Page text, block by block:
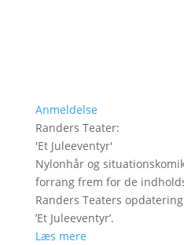
Anmeldelse
Randers Teater:
'Et Juleeventyr'
Nylonhår og
forrang frem for de
Randers Teaters
’Et Juleeventyr’.
Læs mere